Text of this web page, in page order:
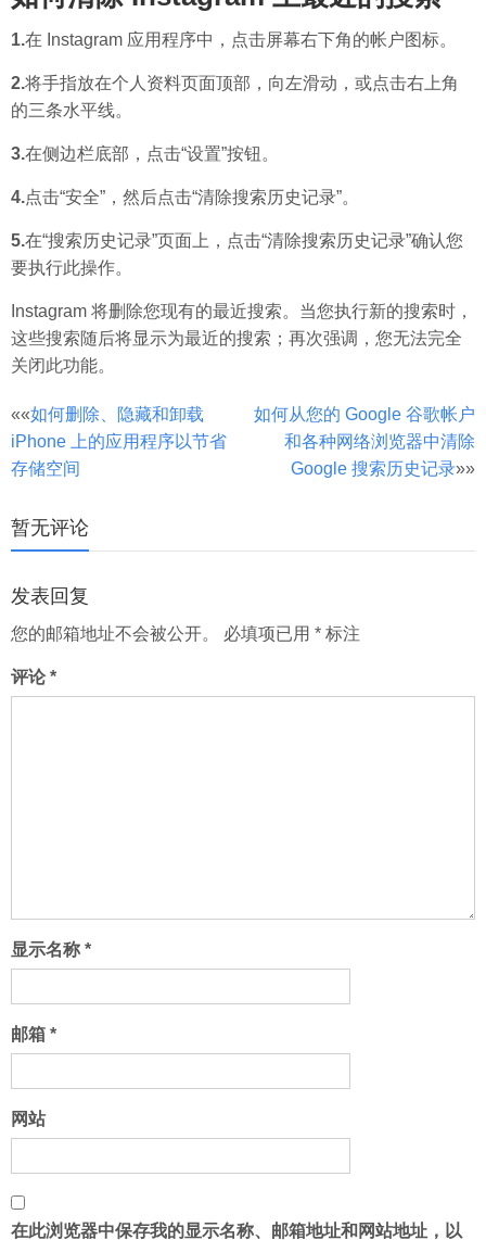
1.在 Instagram 应用程序中，点击屏幕右下角的帐户图标。
2.将手指放在个人资料页面顶部，向左滑动，或点击右上角
的三条水平线。
3.在侧边栏底部，点击“设置”按钮。
4.点击“安全”，然后点击“清除搜索历史记录”。
5.在“搜索历史记录”页面上，点击“清除搜索历史记录”确认您
要执行此操作。
Instagram 将删除您现有的最近搜索。当您执行新的搜索时，
这些搜索随后将显示为最近的搜索；再次强调，您无法完全
关闭此功能。
文
章
页
««如何删除、隐藏和卸载
iPhone 上的应用程序以节省
存储空间
如何从您的 Google 谷歌帐户
和各种网络浏览器中清除
Google 搜索历史记录»»
暂无评论
发表回复
您的邮箱地址不会被公开。 必填项已用 * 标注
评论*
显示名称 *
邮箱 *
网站
在此浏览器中保存我的显示名称、邮箱地址和网站地址，以